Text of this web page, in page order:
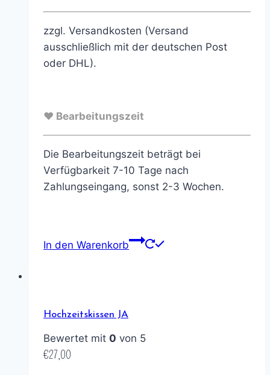
zzgl. Versandkosten (Versand
ausschließlich mit der deutschen Post
oder DHL).
♥ Bearbeitungszeit
Die Bearbeitungszeit beträgt bei
Verfügbarkeit 7-10 Tage nach
Zahlungseingang, sonst 2-3 Wochen.
In den Warenkorb
Hochzeitskissen JA
Bewertet mit 0 von 5
€27,00